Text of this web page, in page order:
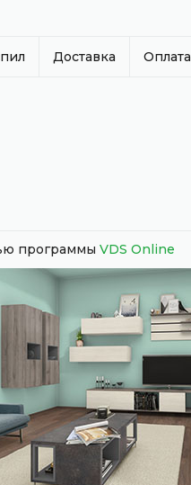
Доставка Оплата
программы VDS Online